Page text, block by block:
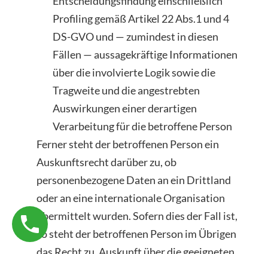
Profiling gemäß Artikel 22 Abs.1 und 4
DS-GVO und — zumindest in diesen
Fällen — aussagekräftige Informationen
über die involvierte Logik sowie die
Tragweite und die angestrebten
Auswirkungen einer derartigen
Verarbeitung für die betroffene Person
Ferner steht der betroffenen Person ein
Auskunftsrecht darüber zu, ob
personenbezogene Daten an ein Drittland
oder an eine internationale Organisation
übermittelt wurden. Sofern dies der Fall ist,
so steht der betroffenen Person im Übrigen
das Recht zu, Auskunft über die geeigneten